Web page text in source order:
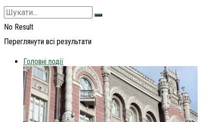
No Result
Переглянути всі результати
Головні події